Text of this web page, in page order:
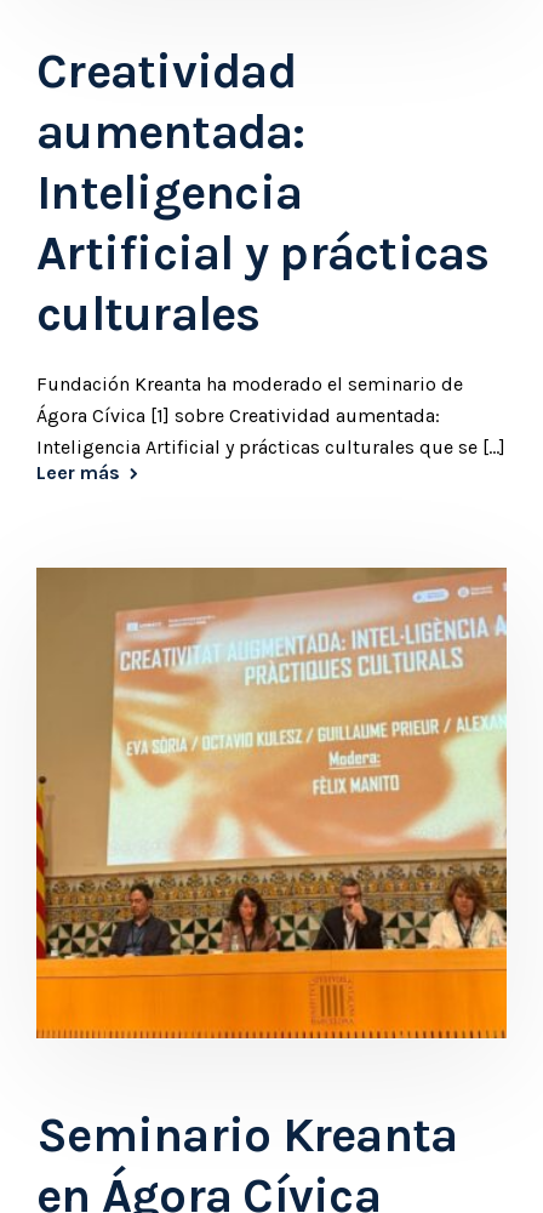
Creatividad
aumentada:
Inteligencia
Artificial y prácticas
culturales
Fundación Kreanta ha moderado el seminario de
Ágora Cívica [1] sobre Creatividad aumentada:
Inteligencia Artificial y prácticas culturales que se [...]
Leer más
Seminario Kreanta
en Ágora Cívica